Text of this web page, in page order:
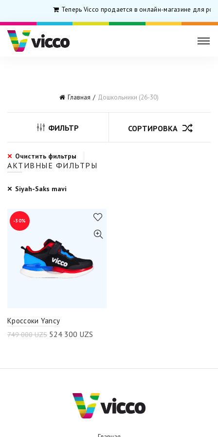
Теперь Vicco продается в онлайн-магазине для
Главная Дошкольники (26-30)
ФИЛЬТР СОРТИРОВКА
Очистить фильтры
АКТИВНЫЕ ФИЛЬТРЫ
Siyah-Saks mavi
-30%
Кроссоки Yancy
749 000UZS 524 300 UZS